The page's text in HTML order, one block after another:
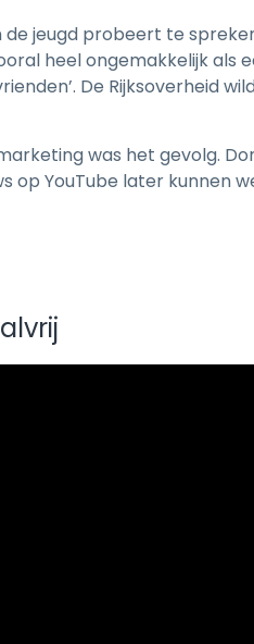
jeugd probeert te
heel ongemakkelijk
De
was het gevolg.
op YouTube later kunnen